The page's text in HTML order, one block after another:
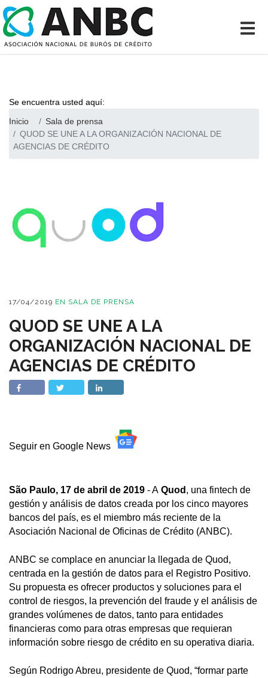
Se encuentra usted aquí:
Inicio
Sala de prensa
QUOD SE UNE A LA ORGANIZACIÓN NACIONAL DE
AGENCIAS DE CRÉDITO
17/04/2019 EN SALA DE PRENSA
QUOD SE UNE A LA
ORGANIZACIÓN NACIONAL DE
AGENCIAS DE CRÉDITO
Seguir en Google News
São Paulo, 17 de abril de 2019 - A Quod , una fintech de
gestión y análisis de datos creada por los cinco mayores
bancos del país, es el miembro más reciente de la
Asociación Nacional de Oficinas de Crédito (ANBC).
ANBC se complace en anunciar la llegada de Quod,
centrada en la gestión de datos para el Registro Positivo.
Su propuesta es ofrecer productos y soluciones para el
control de riesgos, la prevención del fraude y el análisis de
grandes volúmenes de datos, tanto para entidades
financieras como para otras empresas que requieran
información sobre riesgo de crédito en su operativa diaria.
Según Rodrigo Abreu, presidente de Quod, “formar parte